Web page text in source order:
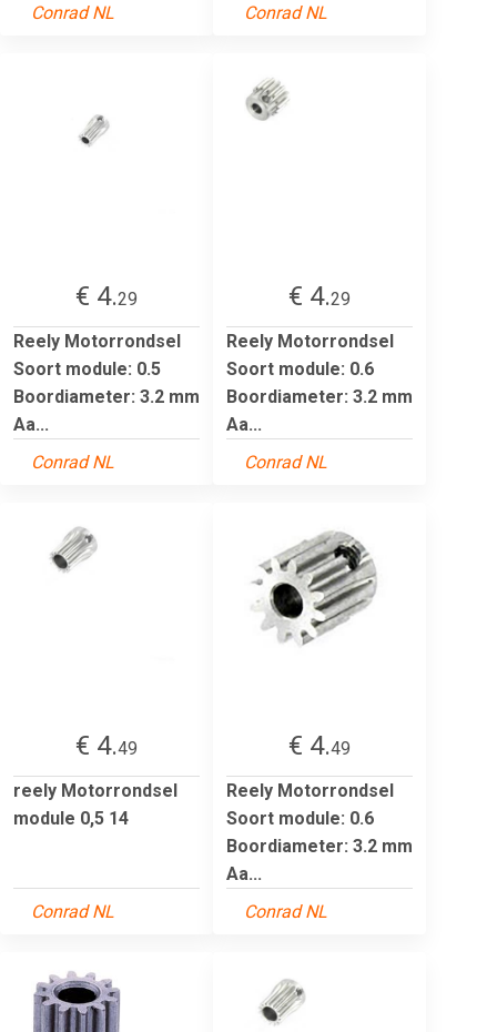
Conrad NL
Conrad NL
€ 4.29
Reely Motorrondsel
Soort module: 0.5
Boordiameter: 3.2 mm
Aa...
Conrad NL
€ 4.29
Reely Motorrondsel
Soort module: 0.6
Boordiameter: 3.2 mm
Aa...
Conrad NL
€ 4.49
reely Motorrondsel
module 0,5 14
Conrad NL
€ 4.49
Reely Motorrondsel
Soort module: 0.6
Boordiameter: 3.2 mm
Aa...
Conrad NL